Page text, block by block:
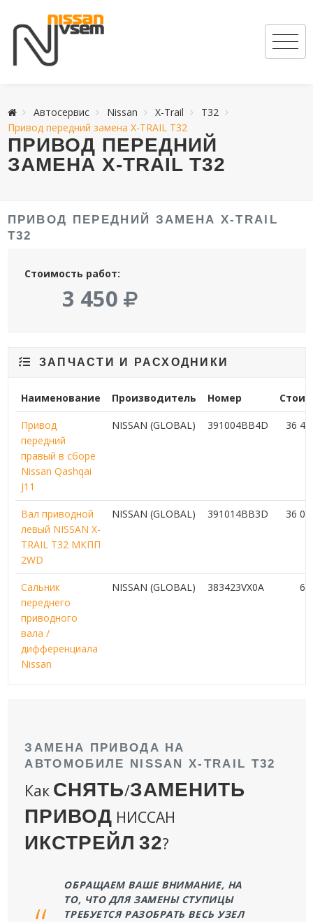
Автосервис Nissan X-Trail
T32
Привод передний замена X-TRAIL T32
ПРИВОД ПЕРЕДНИЙ
ЗАМЕНА X-TRAIL T32
ПРИВОД ПЕРЕДНИЙ ЗАМЕНА X-TRAIL
T32
Стоимость работ:
3 450
ЗАПЧАСТИ И РАСХОДНИКИ
Наименование Производитель Номер
Привод
передний
правый в сборе
Nissan Qashqai
J11
NISSAN (GLOBAL) 391004BB4D 36
Вал приводной
левый NISSAN X-
TRAIL T32 МКПП
2WD
NISSAN (GLOBAL) 391014BB3D 36
Сальник
переднего
приводного
вала /
дифференциала
Nissan
NISSAN (GLOBAL) 383423VX0A
ЗАМЕНА ПРИВОДА НА
АВТОМОБИЛЕ NISSAN X-TRAIL T32
Как СНЯТЬ/ЗАМЕНИТЬ
ПРИВОД НИССАН
ИКСТРЕЙЛ 32?
ОБРАЩАЕМ ВАШЕ ВНИМАНИЕ, НА
ТО, ЧТО ДЛЯ ЗАМЕНЫ СТУПИЦЫ
ТРЕБУЕТСЯ РАЗОБРАТЬ ВЕСЬ УЗЕЛ